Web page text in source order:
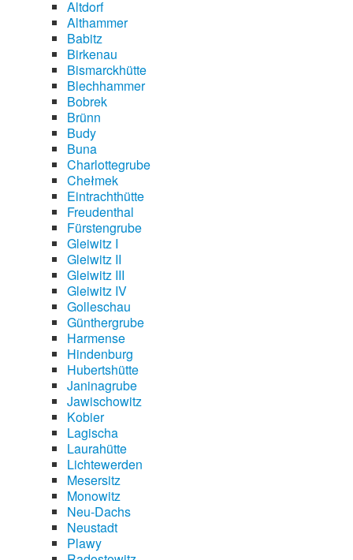
Altdorf
Althammer
Babitz
Birkenau
Bismarckhütte
Blechhammer
Bobrek
Brünn
Budy
Buna
Charlottegrube
Chełmek
Eintrachthütte
Freudenthal
Fürstengrube
Gleiwitz I
Gleiwitz II
Gleiwitz III
Gleiwitz IV
Golleschau
Günthergrube
Harmense
Hindenburg
Hubertshütte
Janinagrube
Jawischowitz
Kobier
Lagischa
Laurahütte
Lichtewerden
Mesersitz
Monowitz
Neu-Dachs
Neustadt
Plawy